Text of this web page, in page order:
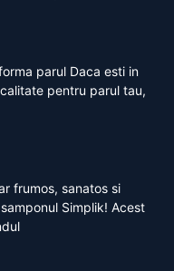
parul Daca esti in
pentru parul tau,
frumos, sanatos si
Simplik! Acest